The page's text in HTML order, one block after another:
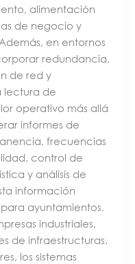
alimentación
de negocio y
en entornos
redundancia,
de red y
lectura de
operativo más allá
informes de
frecuencias
control de
y análisis de
información
ayuntamientos,
industriales,
de infraestructuras.
los sistemas